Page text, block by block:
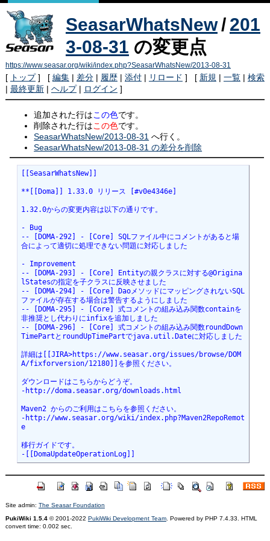
SeasarWhatsNew/ 201
3-08-31 の変更点
https://www.seasar.org/wiki/index.php?SeasarWhatsNew/2013-08-31
[ トップ] [ 編集| 差分| 履歴| 添付| リロード ] [ 新規 | 一覧| 検索
| 最終更新| ヘルプ| ログイン ]
追加された行はこの色です。
削除された行はこの色です。
SeasarWhatsNew/2013-08-31 へ行く。
SeasarWhatsNew/2013-08-31 の差分を削除
[[SeasarWhatsNew]]
**[[Doma]] 1.33.0 リリース [#v0e4346e]
1.32.0からの変更内容は以下の通りです。
- Bug
-- [DOMA-292] - [Core] SQLファイル中にコメントがあると場
合によって適切に処理できない問題に対応しました
- Improvement
-- [DOMA-293] - [Core] Entityの親クラスに対する@Origina
lStatesの指定を子クラスに反映させました
-- [DOMA-294] - [Core] DaoメソッドにマッピングされないSQL
ファイルが存在する場合は警告するようにしました
-- [DOMA-295] - [Core] 式コメントの組み込み関数containを
非推奨とし代わりにinfixを追加しました
-- [DOMA-296] - [Core] 式コメントの組み込み関数roundDown
TimePartとroundUpTimePartでjava.util.Dateに対応しました
詳細は[[JIRA>https://www.seasar.org/issues/browse/DOM
A/fixforversion/12180]]を参照ください。
ダウンロードはこちらからどうぞ。
-http://doma.seasar.org/downloads.html
Maven2 からのご利用はこちらを参照ください。
-http://www.seasar.org/wiki/index.php?Maven2RepoRemot
e
移行ガイドです。
-[[DomaUpdateOperationLog]]
Site admin: The Seasar Foundation
PukiWiki 1.5.4© 2001-2022 PukiWiki Development Team. Powered by PHP 7.4.33. HTML
convert time: 0.002 sec.